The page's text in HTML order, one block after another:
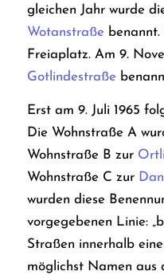
gleichen Jahr wurde
Wotanstraße
Freiaplatz. Am 9.
Gotlindestraße
Erst am 9. Juli 1965
Die Wohnstraße A
Wohnstraße B zur
Wohnstraße C zur
wurden diese
vorgegebenen Linie:
Straßen innerhalb
möglichst Namen aus